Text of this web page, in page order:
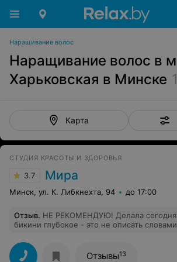
Наращивание волос
Наращивание волос в
Харьковская в Минске 1
Карта
СТУДИЯ КРАСОТЫ И ЗДОРОВЬЯ
3.7 Мира
Минск, ул. К. Либкнехта, 94 до 17:00
Отзыв. НЕ РЕКОМЕНДУЮ! Делала
бикини глубокое - это не описать
но так больно, грубо и не аккуратно
Косметолог там вроде один: женщина лет
Отзывы13